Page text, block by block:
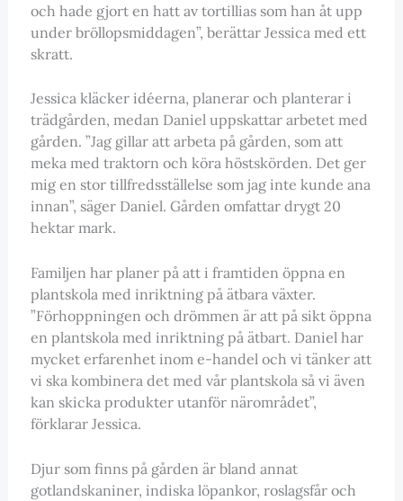
och hade gjort en hatt av tortillias som han åt upp
under bröllopsmiddagen”, berättar Jessica med ett
skratt.
Jessica kläcker idéerna, planerar och planterar i
trädgården, medan Daniel uppskattar arbetet med
gården. ”Jag gillar att arbeta på gården, som att
meka med traktorn och köra höstskörden. Det ger
mig en stor tillfredsställelse som jag inte kunde ana
innan”, säger Daniel. Gården omfattar drygt 20
hektar mark.
Familjen har planer på att i framtiden öppna en
plantskola med inriktning på ätbara växter.
”Förhoppningen och drömmen är att på sikt öppna
en plantskola med inriktning på ätbart. Daniel har
mycket erfarenhet inom e-handel och vi tänker att
vi ska kombinera det med vår plantskola så vi även
kan skicka produkter utanför närområdet”,
förklarar Jessica.
Djur som finns på gården är bland annat
gotlandskaniner, indiska löpankor, roslagsfår och